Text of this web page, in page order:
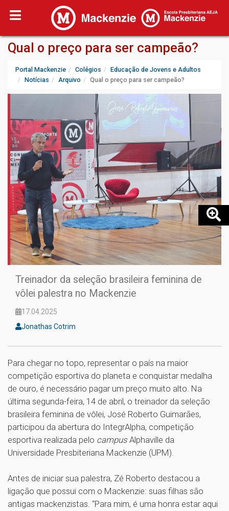
Qual o preço para ser campeão?
Portal Mackenzie Colégios
Educação de Jovens e Adultos
Notícias
Arquivo Qual o preço para ser campeão?
Treinador da seleção brasileira feminina de
vôlei palestra no Mackenzie
17.04.2025
Jonathas Cotrim
Para chegar no topo, representar o país na maior
competição esportiva do planeta e conquistar medalha
de ouro, é necessário pagar um preço muito alto. Na
última segunda-feira, 14 de abril, o treinador da seleção
brasileira feminina de vôlei, José Roberto Guimarães,
participou da abertura do IntegrAlpha, competição
esportiva realizada pelo campus Alphaville da
Universidade Presbiteriana Mackenzie (UPM).
Antes de iniciar sua palestra, Zé Roberto destacou a
ligação que possui com o Mackenzie: suas filhas são
antigas mackenzistas. “Para mim, é uma honra estar aqui